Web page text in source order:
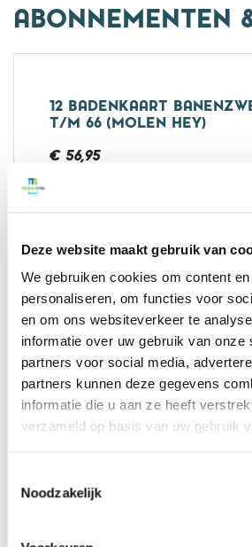
Deze website maakt gebruik van
We gebruiken cookies om content
personaliseren, om functies voor
en om ons websiteverkeer te
informatie over uw gebruik van onze
partners voor social media,
partners kunnen deze gegevens
informatie die u aan ze heeft
verzameld op basis van uw gebruik
Noodzakelijk
ABONNEMENTEN
12 BADENKAART
T/M 66 (MOLEN HEY)
€ 56,95
12 badenkaart
12 BADENKAART
(MOLEN HEY)
€ 51,25
Bestel nu12 badenkaart
T/M 66 (MOLEN HEY)